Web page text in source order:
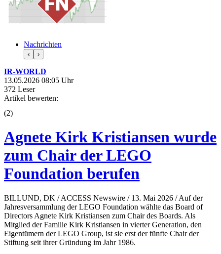
Nachrichten
‹ ›
IR-WORLD
13.05.2026 08:05 Uhr
372 Leser
Artikel bewerten:
(2)
Agnete Kirk Kristiansen wurde
zum Chair der LEGO
Foundation berufen
BILLUND, DK / ACCESS Newswire / 13. Mai 2026 / Auf der
Jahresversammlung der LEGO Foundation wählte das Board of
Directors Agnete Kirk Kristiansen zum Chair des Boards. Als
Mitglied der Familie Kirk Kristiansen in vierter Generation, den
Eigentümern der LEGO Group, ist sie erst der fünfte Chair der
Stiftung seit ihrer Gründung im Jahr 1986.